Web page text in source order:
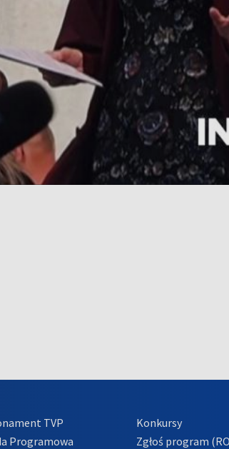
TVP
Programowa
Konkursy
Zgłoś program